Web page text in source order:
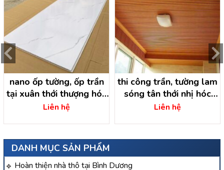
DANH MỤC SẢN PHẨM
Hoàn thiện nhà thô tại Bình Dương
nano ốp tường, ốp trần
tại xuân thới thượng hóc
môn – hồ chí minh
Liên hệ
thi công trần, tường lam
sóng tân thới nhị hóc
môn -hồ chí minh
Liên hệ